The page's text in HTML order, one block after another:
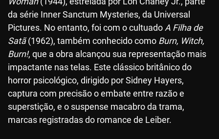
da série Inner Sanctum Mysteries, da Universal
Pictures. No entanto, foi com o cultuado A Filha de
Satã(1962), também conhecido como Burn, Witch,
Burn!, que a obra alcançou sua representação mais
impactante nas telas. Este clássico britânico do
horror psicológico, dirigido por Sidney Hayers,
captura com precisão o embate entre razão e
superstição, e o suspense macabro da trama,
marcas registradas do romance de Leiber.